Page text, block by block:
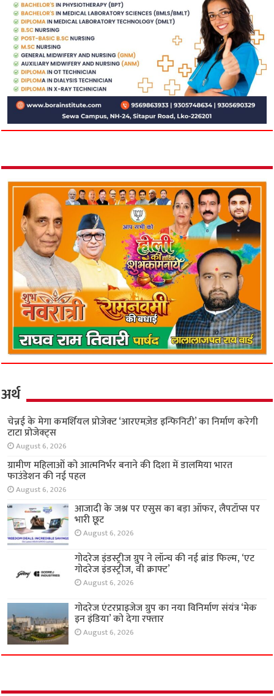
अर्थ
चेन्नई के मेगा कमर्शियल प्रोजेक्ट ‘आरएमज़ेड इन्फिनिटी’
का निर्माण करेगी टाटा प्रोजेक्ट्स
ग्रामीण महिलाओं को आत्मनिर्भर बनाने की दिशा में
डालमिया भारत फाउंडेशन की नई पहल
आजादी के जश्न पर एसुस का बड़ा ऑफर, लैपटॉप्स पर
भारी छूट
गोदरेज इंडस्ट्रीज ग्रुप ने लॉन्च की नई ब्रांड फिल्म, ‘एट
गोदरेज इंडस्ट्रीज, वी क्राफ्ट’
August 6, 2026